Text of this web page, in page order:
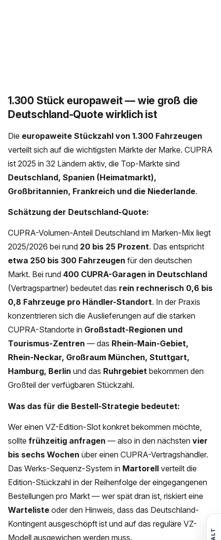
1.300 Stück europaweit — wie groß die
Deutschland-Quote wirklich ist
Die europaweite Stückzahl von 1.300 Fahrzeugen
verteilt sich auf die wichtigsten Märkte der Marke. CUPRA
ist 2025 in 32 Ländern aktiv, die Top-Märkte sind
Deutschland, Spanien (Heimatmarkt),
Großbritannien, Frankreich und die Niederlande.
Schätzung der Deutschland-Quote:
CUPRA-Volumen-Anteil Deutschland im Marken-Mix liegt
2025/2026 bei rund 20 bis 25 Prozent. Das entspricht
etwa 250 bis 300 Fahrzeugen für den deutschen
Markt. Bei rund 400 CUPRA-Garagen in Deutschland
(Vertragspartner) bedeutet das rein rechnerisch 0,6 bis
0,8 Fahrzeuge pro Händler-Standort. In der Praxis
konzentrieren sich die Auslieferungen auf die starken
CUPRA-Standorte in Großstadt-Regionen und
Tourismus-Zentren — das Rhein-Main-Gebiet,
Rhein-Neckar, Großraum München, Stuttgart,
Hamburg, Berlin und das Ruhrgebiet bekommen den
Großteil der verfügbaren Stückzahl.
Was das für die Bestell-Strategie bedeutet:
Wer einen VZ-Edition-Slot konkret bekommen möchte,
sollte frühzeitig anfragen — also in den nächsten vier
bis sechs Wochen über einen CUPRA-Vertragshändler.
Das Werks-Sequenz-System in Martorell verteilt die
Edition-Stückzahl in der Reihenfolge der eingegangenen
Bestellungen pro Markt — wer spät dran ist, riskiert eine
Warteliste oder den Hinweis, dass das Deutschland-
Kontingent ausgeschöpft ist und auf das reguläre VZ-
Modell ausgewichen werden muss.